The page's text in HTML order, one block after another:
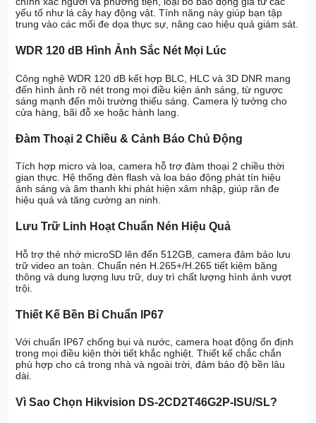
yếu tố như lá cây hay động vật. Tính năng này giúp bạn tập
trung vào các mối đe dọa thực sự, nâng cao hiệu quả giám sát.
WDR 120 dB Hình Ảnh Sắc Nét Mọi Lúc
Công nghệ WDR 120 dB kết hợp BLC, HLC và 3D DNR mang
đến hình ảnh rõ nét trong mọi điều kiện ánh sáng, từ ngược
sáng mạnh đến môi trường thiếu sáng. Camera lý tưởng cho
cửa hàng, bãi đỗ xe hoặc hành lang.
Đàm Thoại 2 Chiều & Cảnh Báo Chủ Động
Tích hợp micro và loa, camera hỗ trợ đàm thoại 2 chiều thời
gian thực. Hệ thống đèn flash và loa báo động phát tín hiệu
ánh sáng và âm thanh khi phát hiện xâm nhập, giúp răn đe
hiệu quả và tăng cường an ninh.
Lưu Trữ Linh Hoạt Chuẩn Nén Hiệu Quả
Hỗ trợ thẻ nhớ microSD lên đến 512GB, camera đảm bảo lưu
trữ video an toàn. Chuẩn nén H.265+/H.265 tiết kiệm băng
thông và dung lượng lưu trữ, duy trì chất lượng hình ảnh vượt
trội.
Thiết Kế Bền Bỉ Chuẩn IP67
Với chuẩn IP67 chống bụi và nước, camera hoạt động ổn định
trong mọi điều kiện thời tiết khắc nghiệt. Thiết kế chắc chắn
phù hợp cho cả trong nhà và ngoài trời, đảm bảo độ bền lâu
dài.
Vì Sao Chọn Hikvision DS-2CD2T46G2P-ISU/SL?